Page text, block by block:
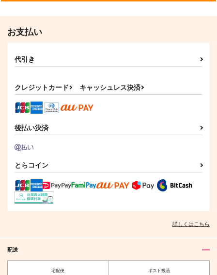
お支払い
代引き
クレジットカード キャッシュレス決済
後払い決済
とらコイン
詳しくはこちら
配送
宅配便 ポスト投函